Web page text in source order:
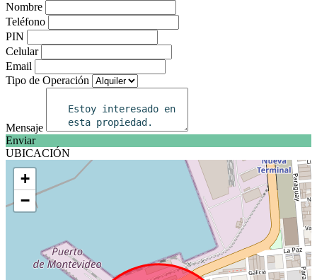
Nombre
Teléfono
PIN
Celular
Email
Tipo de Operación
Mensaje
Enviar
UBICACIÓN
+
−